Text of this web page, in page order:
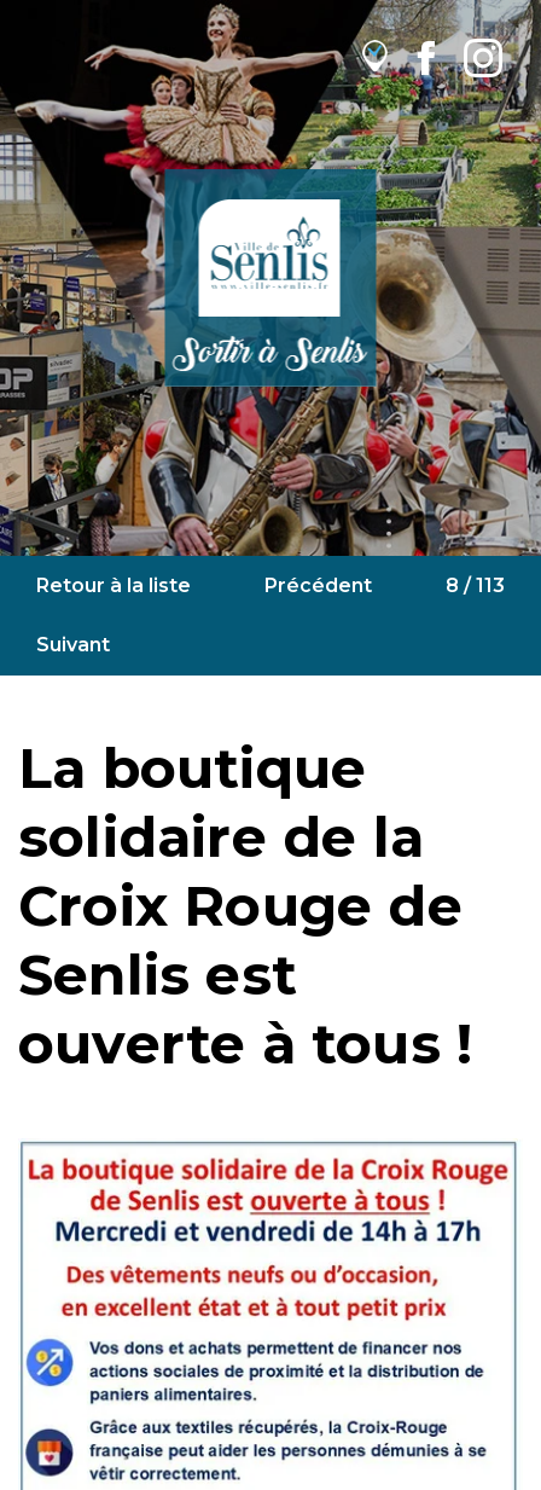
Retour à la liste Précédent 8 / 113
Suivant
La boutique
solidaire de la
Croix Rouge de
Senlis est
ouverte à tous !